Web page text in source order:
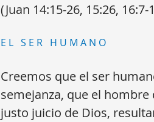
(Juan 14:15-26, 15:26, 16:7-
EL SER HUMANO
Creemos que el ser
semejanza, que el
justo juicio de Dios,